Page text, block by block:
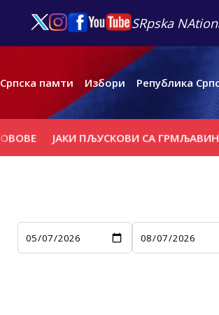
SRpska
Српска памти Избори Република
ЈАКИ ПЉУСКОВИ СА ГРМЉАВИНОМ И